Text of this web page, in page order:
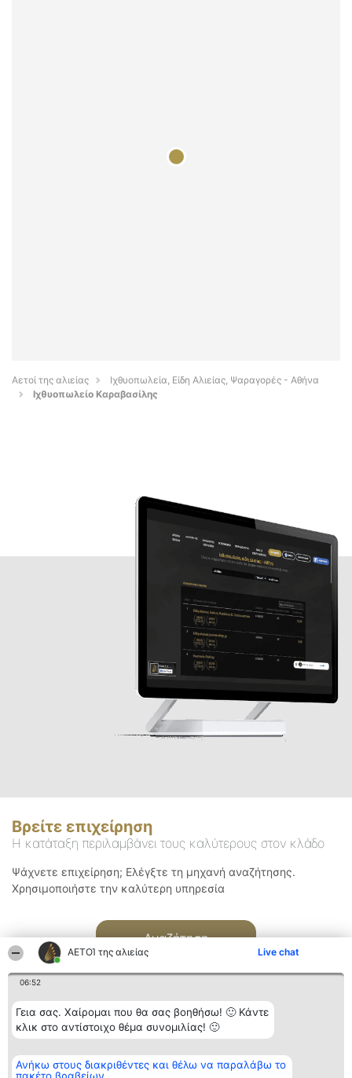
ΑΕΤΟΊ της αλιείας Live chat
06:52
Γεια σας. Χαίρομαι που θα σας βοηθήσω! 🙂 Κάντε
κλικ στο αντίστοιχο θέμα συνομιλίας! 🙂
Ανήκω στους διακριθέντες και θέλω να παραλάβω το
Αετοί της αλιείας
Ιχθυοπωλεία, Είδη Αλιείας, Ψαραγορές - Αθήνα
Ιχθυοπωλείο Καραβασίλης
Βρείτε επιχείρηση
Η κατάταξη περιλαμβάνει τους καλύτερους στον κλάδο
Ψάχνετε επιχείρηση; Ελέγξτε τη μηχανή αναζήτησης.
Χρησιμοποιήστε την καλύτερη υπηρεσία
Αναζήτηση
Διοργανωτής της
κατάταξης
BEAUTIFUL COMPANY
Κατάταξη
Διακριθέντες
Επικοινωνία
Επικοινωνία